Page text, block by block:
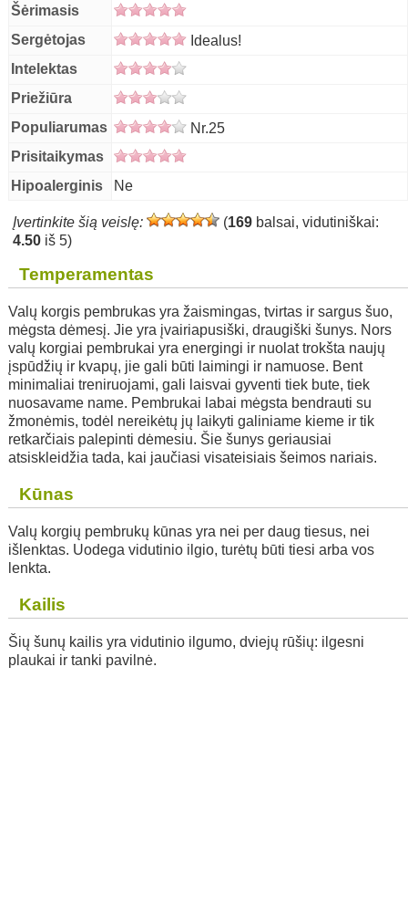
Šėrimasis
Sergėtojas
Idealus!
Intelektas
Priežiūra
Populiarumas
Nr.25
Prisitaikymas
Hipoalerginis
Ne
Įvertinkite šią veislę: (169 balsai, vidutiniškai:
4.50 iš 5)
Temperamentas
Valų korgis pembrukas yra žaismingas, tvirtas ir sargus šuo,
mėgsta dėmesį. Jie yra įvairiapusiški, draugiški šunys. Nors
valų korgiai pembrukai yra energingi ir nuolat trokšta naujų
įspūdžių ir kvapų, jie gali būti laimingi ir namuose. Bent
minimaliai treniruojami, gali laisvai gyventi tiek bute, tiek
nuosavame name. Pembrukai labai mėgsta bendrauti su
žmonėmis, todėl nereikėtų jų laikyti galiniame kieme ir tik
retkarčiais palepinti dėmesiu. Šie šunys geriausiai
atsiskleidžia tada, kai jaučiasi visateisiais šeimos nariais.
Kūnas
Valų korgių pembrukų kūnas yra nei per daug tiesus, nei
išlenktas. Uodega vidutinio ilgio, turėtų būti tiesi arba vos
lenkta.
Kailis
Šių šunų kailis yra vidutinio ilgumo, dviejų rūšių: ilgesni
plaukai ir tanki pavilnė.